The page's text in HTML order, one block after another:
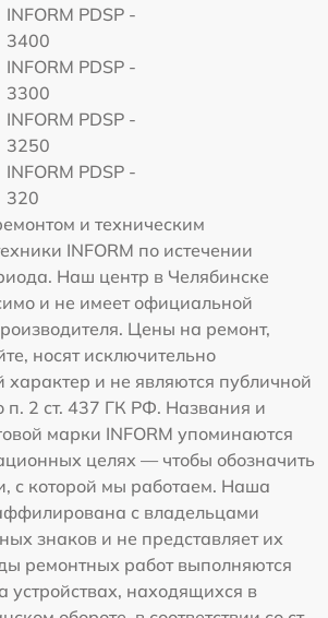
INFORM PDSP -
3400
INFORM PDSP -
3300
INFORM PDSP -
3250
INFORM PDSP -
320
и техническим
INFORM по истечении
Наш центр в Челябинске
и не имеет официальной
Цены на ремонт,
носят исключительно
характер и не являются публичной
п. 2 ст. 437 ГК РФ. Названия и
марки INFORM упоминаются
целях — чтобы обозначить
с которой мы работаем. Наша
с владельцами
знаков и не представляет их
ремонтных работ выполняются
устройствах, находящихся в